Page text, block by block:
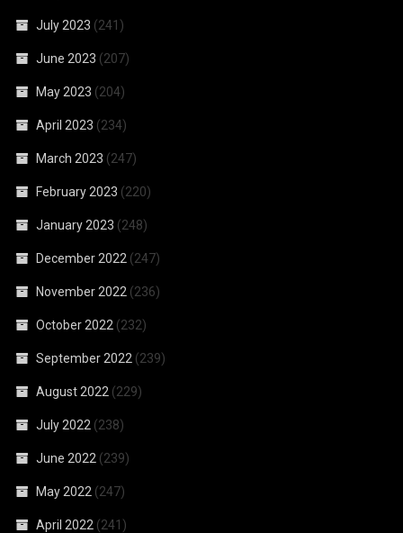
July 2023 (241)
June 2023 (207)
May 2023 (204)
April 2023 (234)
March 2023 (247)
February 2023 (220)
January 2023 (248)
December 2022 (247)
November 2022 (236)
October 2022 (232)
September 2022 (239)
August 2022 (229)
July 2022 (238)
June 2022 (239)
May 2022 (247)
April 2022 (241)